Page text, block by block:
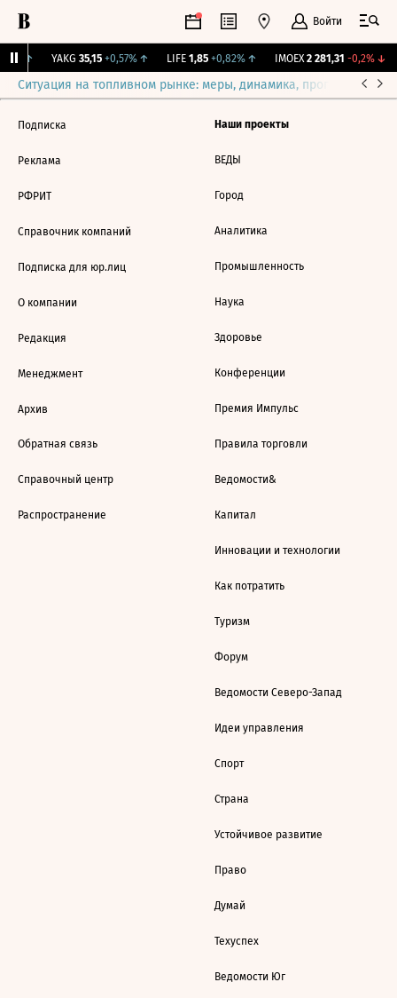
Войти
↑ YAKG 35,15 +0,57%↑ LIFE 1,85 +0,82%↑ IMOEX 2 281,31 -0,2%↓
Ситуация на топливном рынке: меры, динамика, прогнозы
Подписка
Реклама
РФРИТ
Справочник компаний
Подписка для юр.лиц
О компании
Редакция
Менеджмент
Архив
Обратная связь
Справочный центр
Распространение
Наши проекты
ВЕДЫ
Город
Аналитика
Промышленность
Наука
Здоровье
Конференции
Премия Импульс
Правила торговли
Ведомости&
Капитал
Инновации и технологии
Как потратить
Туризм
Форум
Ведомости Северо-Запад
Идеи управления
Спорт
Страна
Устойчивое развитие
Право
Думай
Техуспех
Ведомости Юг